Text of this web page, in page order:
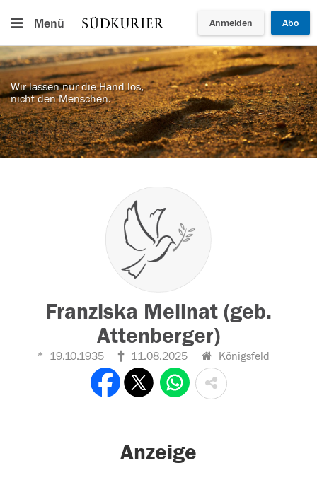
Menü Anmelden Abo
Wir lassen nur die Hand los,
nicht den Menschen.
Franziska Melinat (geb.
Attenberger)
19.10.1935 11.08.2025 Königsfeld
Anzeige